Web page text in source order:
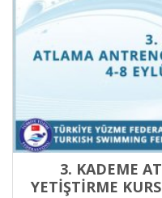
3. KADEME
YETİŞTİRME